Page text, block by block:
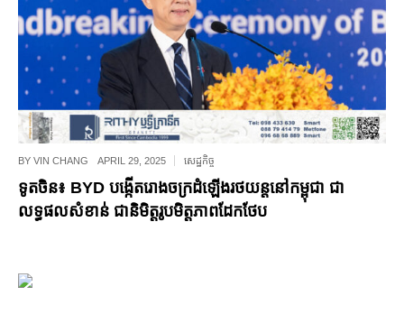
BY VIN CHANG APRIL 29, 2025 សេដ្ឋកិច្ច
ទូតចិន៖ BYD បង្កើតរោងចក្រដំឡើងរថយន្តនៅកម្ពុជា ជា
លទ្ធផលសំខាន់ ជានិមិត្តរូបមិត្តភាពដែកថែប